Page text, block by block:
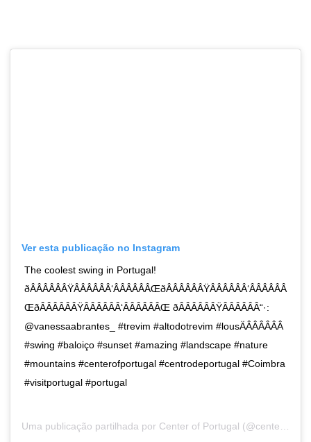
Ver esta publicação no Instagram
The coolest swing in Portugal!
ðÂÂÂÂÂÂŸÂÂÂÂÂÂ‘ÂÂÂÂÂÂŒðÂÂÂÂÂÂŸÂÂÂÂÂÂ‘ÂÂÂÂÂÂ
ŒðÂÂÂÂÂÂŸÂÂÂÂÂÂ‘ÂÂÂÂÂÂŒ ðÂÂÂÂÂÂŸÂÂÂÂÂÂ“·:
@vanessaabrantes_ #trevim #altodotrevim #lousÄÂÂÂÂÂÂ
#swing #baloiço #sunset #amazing #landscape #nature
#mountains #centerofportugal #centrodeportugal #Coimbra
#visitportugal #portugal
Uma publicação partilhada por Center of Portugal (@centerofportugal) a18 de Out, 2018 às 4:52 PDT